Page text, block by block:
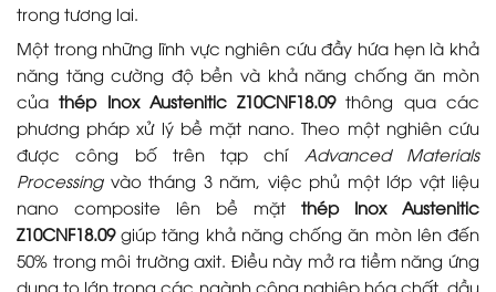
trong tương lai.
Một trong những lĩnh vực nghiên cứu đầy hứa hẹn là khả
năng tăng cường độ bền và khả năng chống ăn mòn
củathép Inox Austenitic Z10CNF18.09thông qua các
phương pháp xử lý bề mặt nano. Theo một nghiên cứu
được công bố trên tạp chí Advanced Materials
Processingvào tháng 3 năm, việc phủ một lớp vật liệu
nano composite lên bề mặt thép Inox Austenitic
Z10CNF18.09giúp tăng khả năng chống ăn mòn lên đến
50% trong môi trường axit. Điều này mở ra tiềm năng ứng
dụng to lớn trong các ngành công nghiệp hóa chất, dầu